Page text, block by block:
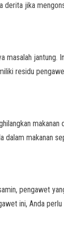
derita jika
masalah jantung.
residu
makanan
dalam makanan
pengawet
ini, Anda perlu